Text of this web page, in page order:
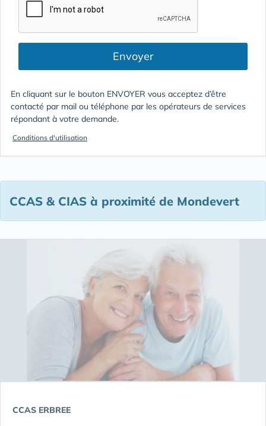
Envoyer
En cliquant sur le bouton ENVOYER vous acceptez d’être
contacté par mail ou téléphone par les opérateurs de services
répondant à votre demande.
Conditions d'utilisation
CCAS & CIAS à proximité de Mondevert
CCAS ERBREE